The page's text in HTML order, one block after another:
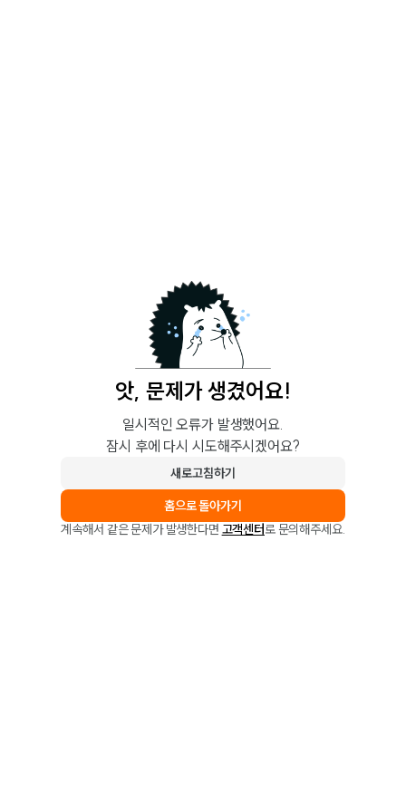
앗, 문제가 생겼어요!
일시적인 오류가 발생했어요.
잠시 후에 다시 시도해주시겠어요?
새로고침하기
홈으로 돌아가기
계속해서 같은 문제가 발생한다면 고객센터로 문의해주세요.